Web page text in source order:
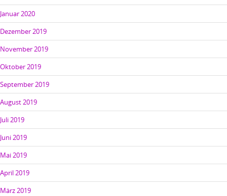
Januar 2020
Dezember 2019
November 2019
Oktober 2019
September 2019
August 2019
Juli 2019
Juni 2019
Mai 2019
April 2019
März 2019